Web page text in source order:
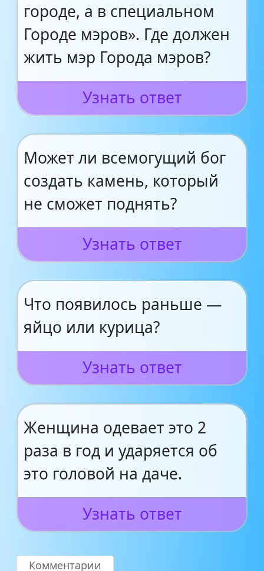
городе, а в специальном
Городе мэров». Где должен
жить мэр Города мэров?
Узнать ответ
Может ли всемогущий бог
создать камень, который
не сможет поднять?
Узнать ответ
Что появилось раньше —
яйцо или курица?
Узнать ответ
Женщина одевает это 2
раза в год и ударяется об
это головой на даче.
Узнать ответ
Комментарии